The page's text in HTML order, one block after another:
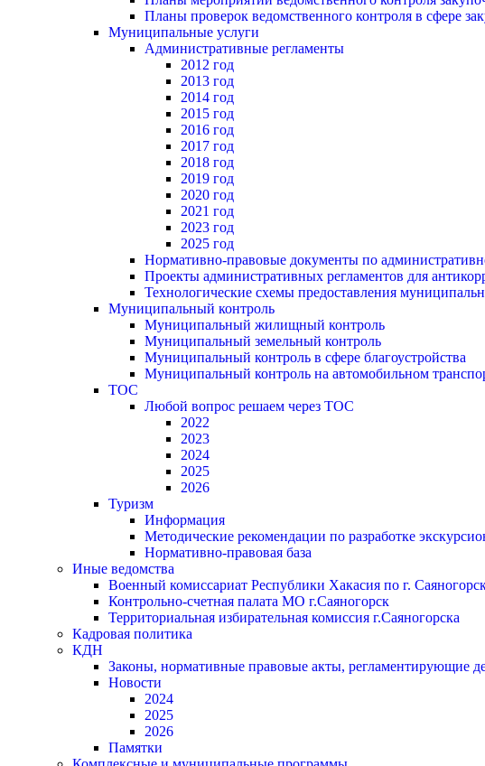
Планы проверок ведомственного контроля в сфере
Муниципальные услуги
Административные регламенты
2012 год
2013 год
2014 год
2015 год
2016 год
2017 год
2018 год
2019 год
2020 год
2021 год
2023 год
2025 год
Нормативно-правовые документы по
Проекты административных регламентов для
Технологические схемы предоставления
Муниципальный контроль
Муниципальный жилищный контроль
Муниципальный земельный контроль
Муниципальный контроль в сфере благоустройства
Муниципальный контроль на автомобильном
ТОС
Любой вопрос решаем через ТОС
2022
2023
2024
2025
2026
Туризм
Информация
Методические рекомендации по разработке
Нормативно-правовая база
Иные ведомства
Военный комиссариат Республики Хакасия по г.
Контрольно-счетная палата МО г.Саяногорск
Территориальная избирательная комиссия г.Саяногорска
Кадровая политика
КДН
Законы, нормативные правовые акты, регламентирующие
Новости
2024
2025
2026
Памятки